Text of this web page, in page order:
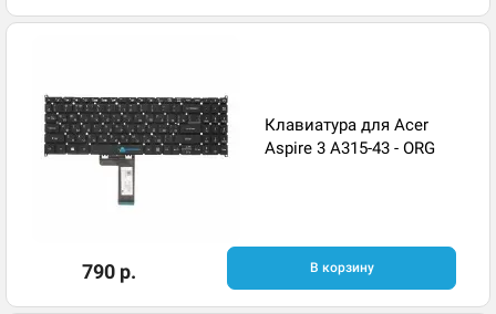
Клавиатура для Acer
Aspire 3 A315-43 - ORG
790 р. В корзину